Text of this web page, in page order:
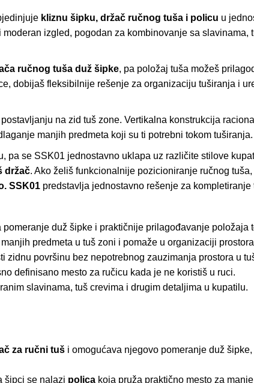
kliznu šipku, držač ručnog tuša i policu u
izgled, pogodan za kombinovanje sa slavinama,
ručnog tuša duž šipke, pa položaj tuša možeš
dobijaš fleksibilnije rešenje za organizaciju tuširanja i
na zid tuš zone. Vertikalna konstrukcija
manjih predmeta koji su ti potrebni tokom tuširanja.
pa se SSK01 jednostavno uklapa uz različite stilove
držač. Ako želiš funkcionalnije pozicioniranje ručnog
SSK01predstavlja jednostavno rešenje za kompletiranje
duž šipke i praktičnije prilagođavanje položaja
predmeta u tuš zoni i pomaže u organizaciji
zidnu površinu bez nepotrebnog zauzimanja prostora u
definisano mesto za ručicu kada je ne koristiš u ruci.
slavinama, tuš crevima i drugim detaljima u kupatilu.
za ručni tuši omogućava njegovo pomeranje duž
šipci se nalazi policakoja pruža praktično mesto za